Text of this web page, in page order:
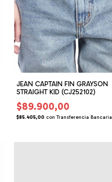
JEAN CAPTAIN FIN GRAYSON
STRAIGHT KID (CJ252102)
$89.900,00
$85.405,00 con Transferencia Bancaria